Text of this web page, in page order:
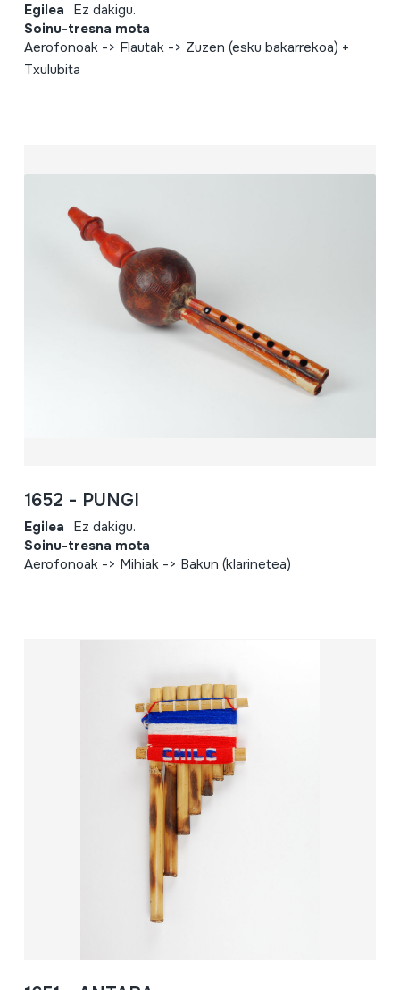
Egilea Ez dakigu.
Soinu-tresna mota
Aerofonoak -> Flautak -> Zuzen (esku bakarrekoa) +
Txulubita
1652 - PUNGI
Egilea Ez dakigu.
Soinu-tresna mota
Aerofonoak -> Mihiak -> Bakun (klarinetea)